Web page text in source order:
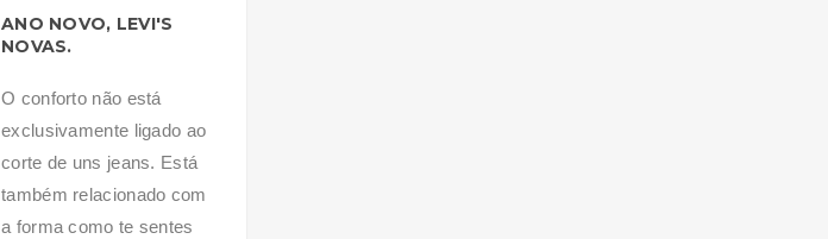
ANO NOVO, LEVI'S
NOVAS.
O conforto não está
exclusivamente ligado ao
corte de uns jeans. Está
também relacionado com
a forma como te sentes